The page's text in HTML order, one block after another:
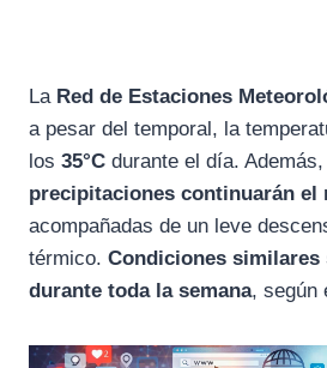
La Red de Estaciones
a pesar del temporal, la
los 35°C durante el día.
precipitaciones continuarán el
acompañadas de un leve
térmico. Condiciones similares
durante toda la semana, según